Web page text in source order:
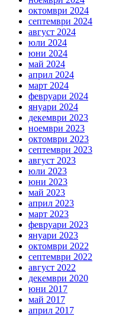
октомври 2024
септември 2024
август 2024
юли 2024
юни 2024
май 2024
април 2024
март 2024
февруари 2024
януари 2024
декември 2023
ноември 2023
октомври 2023
септември 2023
август 2023
юли 2023
юни 2023
май 2023
април 2023
март 2023
февруари 2023
януари 2023
октомври 2022
септември 2022
август 2022
декември 2020
юни 2017
май 2017
април 2017